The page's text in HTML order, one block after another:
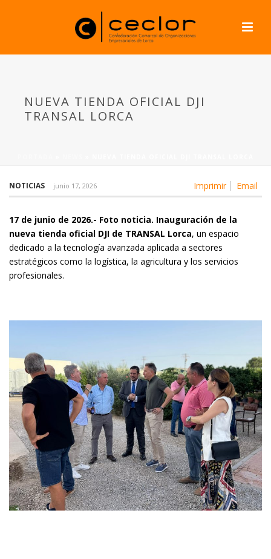
NUEVA TIENDA OFICIAL DJI
TRANSAL LORCA
Imprimir Email
NOTICIAS junio 17, 2026
17 de junio de 2026.- Foto noticia. Inauguración de la
nueva tienda oficial DJI de TRANSAL Lorca, un espacio
dedicado a la tecnología avanzada aplicada a sectores
estratégicos como la logística, la agricultura y los servicios
profesionales.